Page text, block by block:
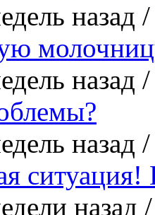
назад
назад
назад
ситуация!
назад